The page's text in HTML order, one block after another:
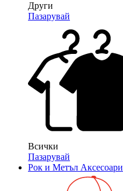
Други
Пазарувай
Всички
Пазарувай
Рок и Метъл Аксесоари